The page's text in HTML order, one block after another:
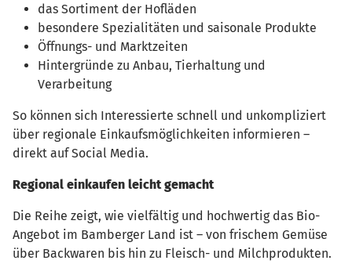
das Sortiment der Hofläden
besondere Spezialitäten und saisonale Produkte
Öffnungs- und Marktzeiten
Hintergründe zu Anbau, Tierhaltung und
Verarbeitung
So können sich Interessierte schnell und unkompliziert
über regionale Einkaufsmöglichkeiten informieren –
direkt auf Social Media.
Regional einkaufen leicht gemacht
Die Reihe zeigt, wie vielfältig und hochwertig das Bio-
Angebot im Bamberger Land ist – von frischem Gemüse
über Backwaren bis hin zu Fleisch- und Milchprodukten.